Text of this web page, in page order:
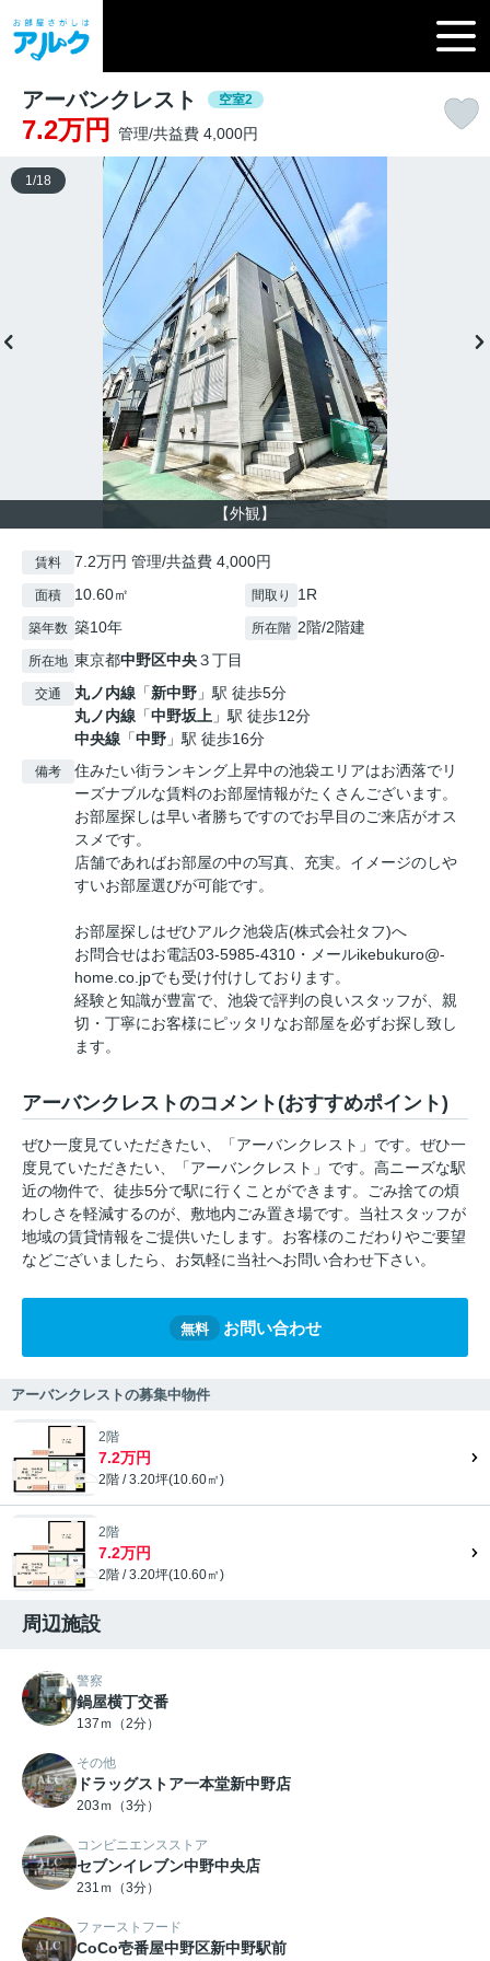
アーバンクレスト 空室2
7.2万円 管理/共益費 4,000円
【外観】
1 /18
賃料 7.2万円 管理/共益費 4,000円
面積 10.60㎡ 間取り 1R
築年数 築10年 所在階 2階/2階建
所在地 東京都中野区中央３丁目
交通 丸ノ内線 「新中野 」駅 徒歩5分
丸ノ内線 「中野坂上 」駅 徒歩12分
中央線 「中野 」駅 徒歩16分
備考
住みたい街ランキング上昇中の池袋エリアはお洒落でリ
ーズナブルな賃料のお部屋情報がたくさんございます。
お部屋探しは早い者勝ちですのでお早目のご来店がオス
スメです。
店舗であればお部屋の中の写真、充実。イメージのしや
すいお部屋選びが可能です。
お部屋探しはぜひアルク池袋店(株式会社タフ)へ
お問合せはお電話03-5985-4310・メールikebukuro@-
home.co.jpでも受け付けしております。
経験と知識が豊富で、池袋で評判の良いスタッフが、親
切・丁寧にお客様にピッタリなお部屋を必ずお探し致し
ます。
アーバンクレストのコメント(おすすめポイント)
ぜひ一度見ていただきたい、「アーバンクレスト」です。ぜひ一
度見ていただきたい、「アーバンクレスト」です。高ニーズな駅
近の物件で、徒歩5分で駅に行くことができます。ごみ捨ての煩
わしさを軽減するのが、敷地内ごみ置き場です。当社スタッフが
地域の賃貸情報をご提供いたします。お客様のこだわりやご要望
などございましたら、お気軽に当社へお問い合わせ下さい。
無料 お問い合わせ
アーバンクレストの募集中物件
2階
7.2万円
2階 / 3.20坪(10.60㎡)
2階
7.2万円
2階 / 3.20坪(10.60㎡)
周辺施設
警察
鍋屋横丁交番
137ｍ（2分）
その他
ドラッグストア一本堂新中野店
203ｍ（3分）
コンビニエンスストア
セブンイレブン中野中央店
231ｍ（3分）
ファーストフード
CoCo壱番屋中野区新中野駅前